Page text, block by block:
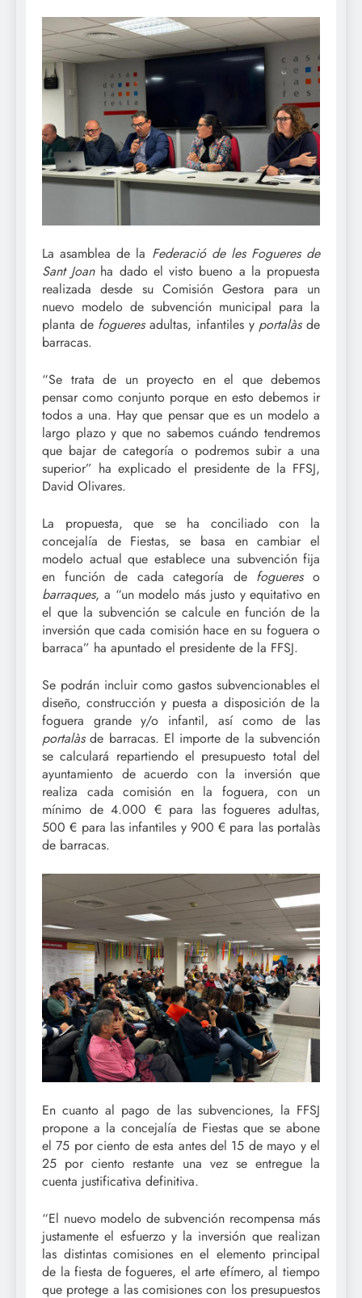
La asamblea de la Federació de les Fogueres de
Sant Joanha dado el visto bueno a la propuesta
realizada desde su Comisión Gestora para un
nuevo modelo de subvención municipal para la
planta de fogueresadultas, infantiles y portalàsde
barracas.
“Se trata de un proyecto en el que debemos
pensar como conjunto porque en esto debemos ir
todos a una. Hay que pensar que es un modelo a
largo plazo y que no sabemos cuándo tendremos
que bajar de categoría o podremos subir a una
superior” ha explicado el presidente de la FFSJ,
David Olivares.
La propuesta, que se ha conciliado con la
concejalía de Fiestas, se basa en cambiar el
modelo actual que establece una subvención fija
en función de cada categoría de foguereso
barraques, a “un modelo más justo y equitativo en
el que la subvención se calcule en función de la
inversión que cada comisión hace en su foguera o
barraca” ha apuntado el presidente de la FFSJ.
Se podrán incluir como gastos subvencionables el
diseño, construcción y puesta a disposición de la
foguera grande y/o infantil, así como de las
portalàsde barracas. El importe de la subvención
se calculará repartiendo el presupuesto total del
ayuntamiento de acuerdo con la inversión que
realiza cada comisión en la foguera, con un
mínimo de 4.000 € para las fogueres adultas,
500 € para las infantiles y 900 € para las portalàs
de barracas.
En cuanto al pago de las subvenciones, la FFSJ
propone a la concejalía de Fiestas que se abone
el 75 por ciento de esta antes del 15 de mayo y el
25 por ciento restante una vez se entregue la
cuenta justificativa definitiva.
“El nuevo modelo de subvención recompensa más
justamente el esfuerzo y la inversión que realizan
las distintas comisiones en el elemento principal
de la fiesta de fogueres, el arte efímero, al tiempo
que protege a las comisiones con los presupuestos